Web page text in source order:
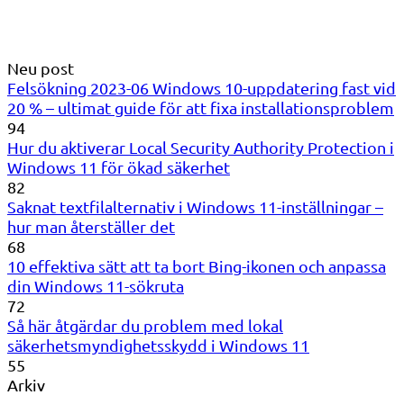
Neu post
Felsökning 2023-06 Windows 10-uppdatering fast vid
20 % – ultimat guide för att fixa installationsproblem
94
Hur du aktiverar Local Security Authority Protection i
Windows 11 för ökad säkerhet
82
Saknat textfilalternativ i Windows 11-inställningar –
hur man återställer det
68
10 effektiva sätt att ta bort Bing-ikonen och anpassa
din Windows 11-sökruta
72
Så här åtgärdar du problem med lokal
säkerhetsmyndighetsskydd i Windows 11
55
Arkiv